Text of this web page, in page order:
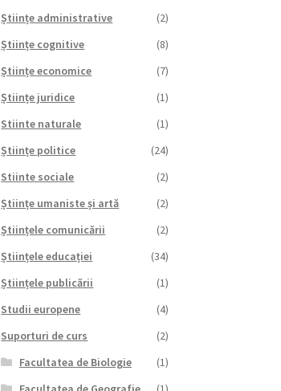
Științe administrative
(2)
Științe cognitive
(8)
Științe economice
(7)
Științe juridice
(1)
Stiinte naturale
(1)
Științe politice
(24)
Stiinte sociale
(2)
Științe umaniste și artă
(2)
Științele comunicării
(2)
Științele educației
(34)
Științele publicării
(1)
Studii europene
(4)
Suporturi de curs
(2)
Facultatea de Biologie
(1)